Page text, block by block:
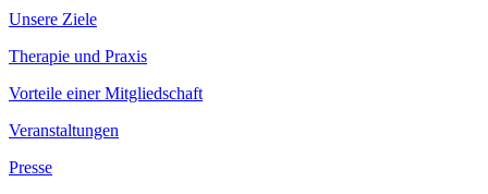
Unsere Ziele
Therapie und Praxis
Vorteile einer Mitgliedschaft
Veranstaltungen
Presse